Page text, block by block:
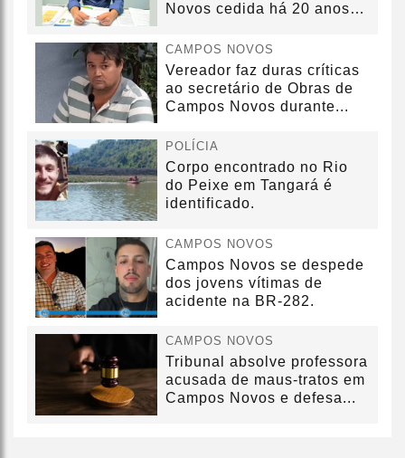
Novos cedida há 20 anos
CAMPOS NOVOS
Vereador faz duras críticas
ao secretário de Obras de
Campos Novos durante...
POLÍCIA
Corpo encontrado no Rio
do Peixe em Tangará é
identificado.
CAMPOS NOVOS
Campos Novos se despede
dos jovens vítimas de
acidente na BR-282.
CAMPOS NOVOS
Tribunal absolve professora
acusada de maus-tratos em
Campos Novos e defesa...